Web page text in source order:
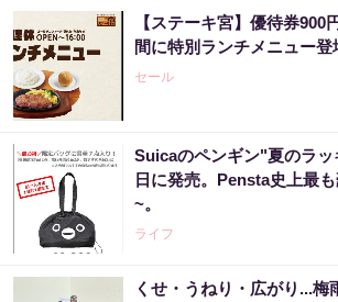
【ステーキ宮】優待券900
間に特別ランチメニュー登
セール
Suicaのペンギン"夏のラ
日に発売。Pensta史上最
~。
ライフ
くせ・うねり・広がり...梅